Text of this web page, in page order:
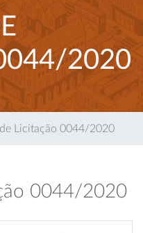
2020
Licitação 0044/2020
0044/2020